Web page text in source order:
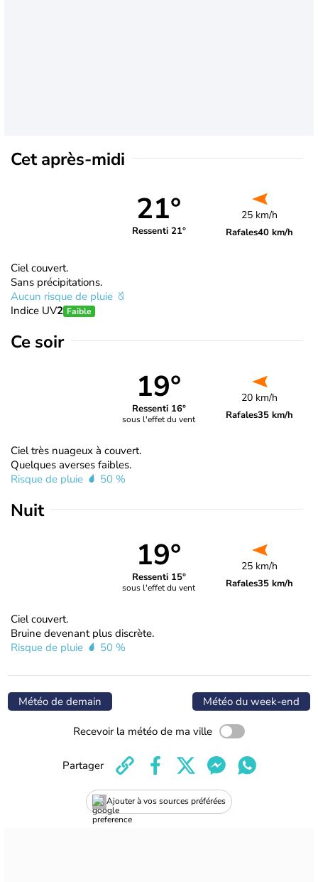
Cet après-midi
21°
Ressenti 21°
25 km/h
Rafales40 km/h
Ciel couvert.
Sans précipitations.
Aucun risque de pluie
Indice UV2 Faible
Ce soir
19°
Ressenti 16°
sous l'effet du vent
20 km/h
Rafales35 km/h
Ciel très nuageux à couvert.
Quelques averses faibles.
Risque de pluie
50 %
Nuit
19°
Ressenti 15°
sous l'effet du vent
25 km/h
Rafales35 km/h
Ciel couvert.
Bruine devenant plus discrète.
Risque de pluie
50 %
Météo de demain Météo du week-end
Recevoir la météo de ma ville
Ajouter à vos sources préférées
Partager